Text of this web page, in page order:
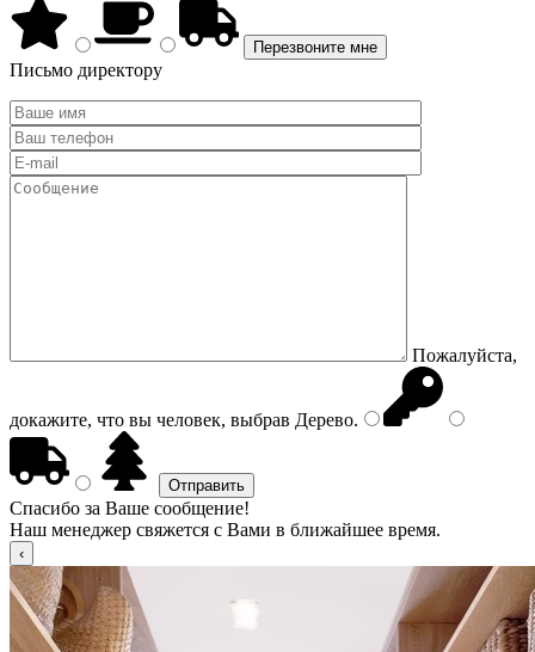
Письмо директору
Пожалуйста,
докажите, что вы человек, выбрав Дерево.
Спасибо за Ваше сообщение!
Наш менеджер свяжется с Вами в ближайшее время.